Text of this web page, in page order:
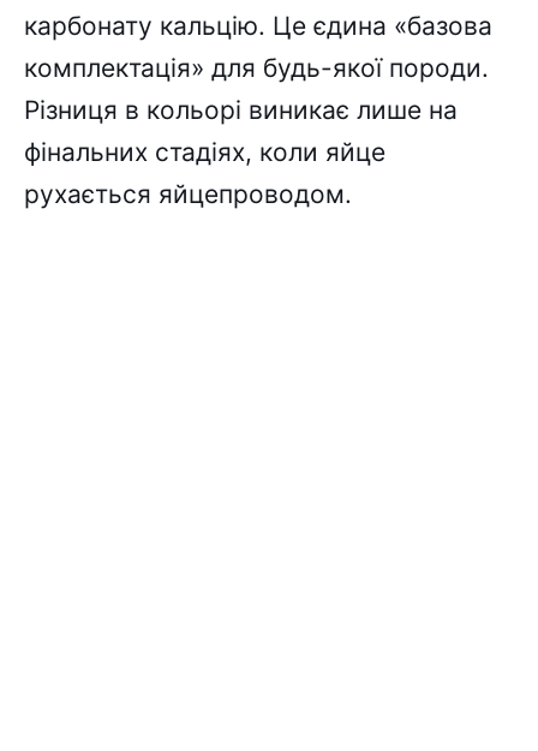
карбонату кальцію. Це єдина «базова
комплектація» для будь-якої породи.
Різниця в кольорі виникає лише на
фінальних стадіях, коли яйце
рухається яйцепроводом.